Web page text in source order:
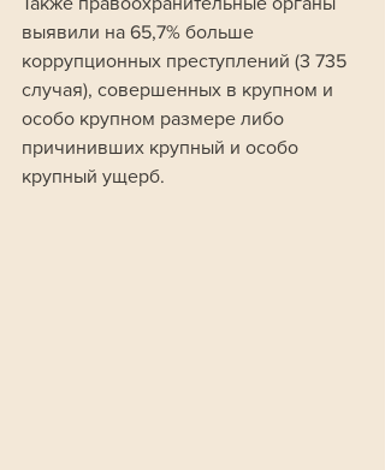
выявили на 65,7% больше
коррупционных преступлений (3 735
случая), совершенных в крупном и
особо крупном размере либо
причинивших крупный и особо
крупный ущерб.